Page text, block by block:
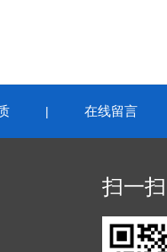
| 在线留言
扫一扫